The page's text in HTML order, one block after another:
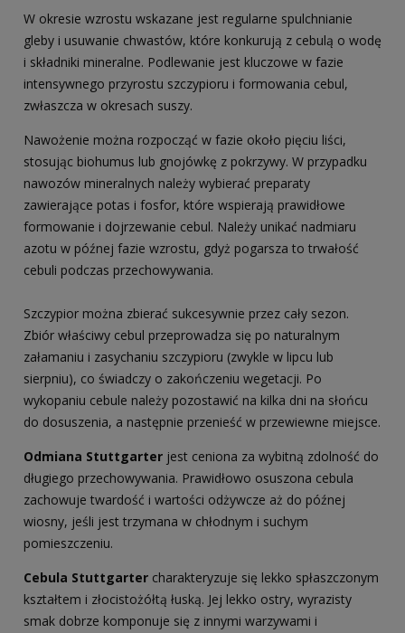
W okresie wzrostu wskazane jest regularne spulchnianie
gleby i usuwanie chwastów, które konkurują z cebulą o wodę
i składniki mineralne. Podlewanie jest kluczowe w fazie
intensywnego przyrostu szczypioru i formowania cebul,
zwłaszcza w okresach suszy.
Nawożenie można rozpocząć w fazie około pięciu liści,
stosując biohumus lub gnojówkę z pokrzywy. W przypadku
nawozów mineralnych należy wybierać preparaty
zawierające potas i fosfor, które wspierają prawidłowe
formowanie i dojrzewanie cebul. Należy unikać nadmiaru
azotu w późnej fazie wzrostu, gdyż pogarsza to trwałość
cebuli podczas przechowywania.
Szczypior można zbierać sukcesywnie przez cały sezon.
Zbiór właściwy cebul przeprowadza się po naturalnym
załamaniu i zasychaniu szczypioru (zwykle w lipcu lub
sierpniu), co świadczy o zakończeniu wegetacji. Po
wykopaniu cebule należy pozostawić na kilka dni na słońcu
do dosuszenia, a następnie przenieść w przewiewne miejsce.
Odmiana Stuttgarter jest ceniona za wybitną zdolność do
długiego przechowywania. Prawidłowo osuszona cebula
zachowuje twardość i wartości odżywcze aż do późnej
wiosny, jeśli jest trzymana w chłodnym i suchym
pomieszczeniu.
Cebula Stuttgarter charakteryzuje się lekko spłaszczonym
kształtem i złocistożółtą łuską. Jej lekko ostry, wyrazisty
smak dobrze komponuje się z innymi warzywami i